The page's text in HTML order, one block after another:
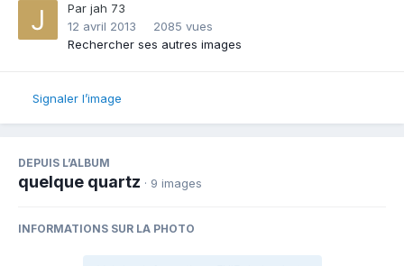
Par jah 73
12 avril 2013
2085 vues
Rechercher ses autres images
Signaler l’image
DEPUIS L’ALBUM
quelque quartz · 9 images
INFORMATIONS SUR LA PHOTO